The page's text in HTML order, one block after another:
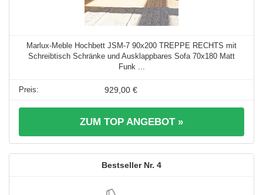
Marlux-Meble Hochbett JSM-7 90x200 TREPPE RECHTS mit
Schreibtisch Schränke und Ausklappbares Sofa 70x180 Matt
Funk ...
929,00 €
ZUM TOP ANGEBOT »
4